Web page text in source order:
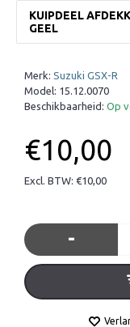
KUIPDEEL
GEEL
Merk: Suzuki GSX-R
Model: 15.12.0070
Beschikbaarheid: Op
€10,00
Excl. BTW: €10,00
-